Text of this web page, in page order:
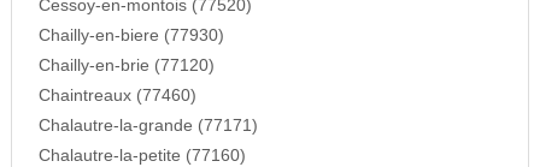
Cessoy-en-montois (77520)
Chailly-en-biere (77930)
Chailly-en-brie (77120)
Chaintreaux (77460)
Chalautre-la-grande (77171)
Chalautre-la-petite (77160)